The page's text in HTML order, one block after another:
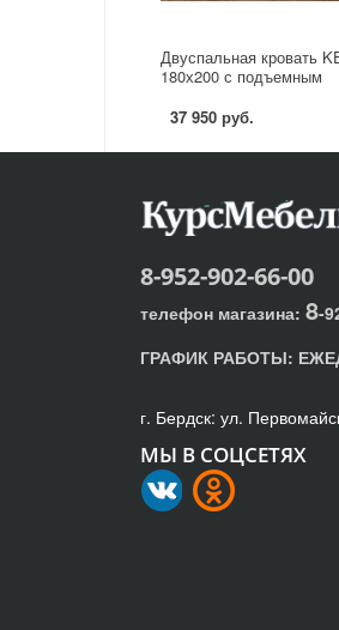
Двуспальная кровать
180х200 с подъемным
37 950 руб.
8-952-902-66-00
телефон магазина: 8-
ГРАФИК РАБОТЫ:
г. Бердск: ул.
МЫ В СОЦСЕТЯХ